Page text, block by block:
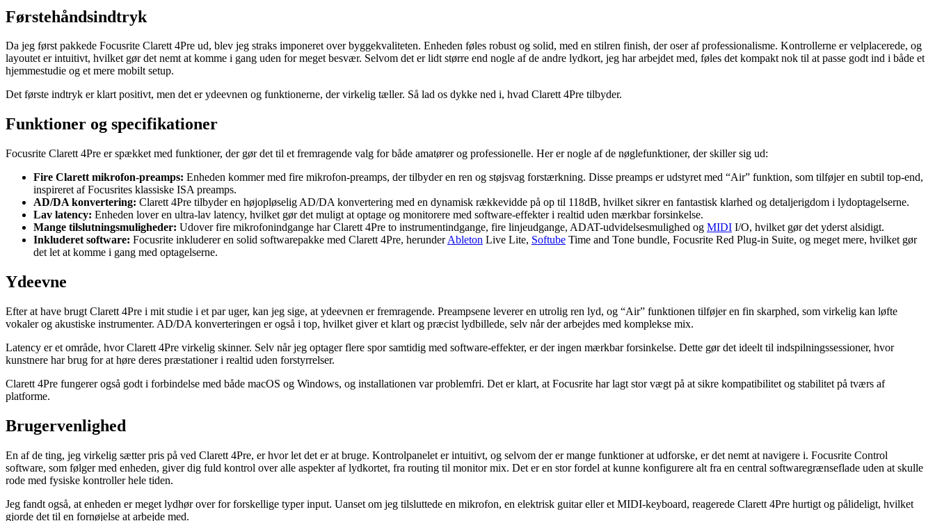
Førstehåndsindtryk
Da jeg først pakkede Focusrite Clarett 4Pre ud, blev jeg straks imponeret over byggekvaliteten. Enheden føles robust og solid, med en stilren finish, der oser af professionalisme. Kontrollerne er velplacerede, og
layoutet er intuitivt, hvilket gør det nemt at komme i gang uden for meget besvær. Selvom det er lidt større end nogle af de andre lydkort, jeg har arbejdet med, føles det kompakt nok til at passe godt ind i både et
hjemmestudie og et mere mobilt setup.
Det første indtryk er klart positivt, men det er ydeevnen og funktionerne, der virkelig tæller. Så lad os dykke ned i, hvad Clarett 4Pre tilbyder.
Funktioner og specifikationer
Focusrite Clarett 4Pre er spækket med funktioner, der gør det til et fremragende valg for både amatører og professionelle. Her er nogle af de nøglefunktioner, der skiller sig ud:
Fire Clarett mikrofon-preamps: Enheden kommer med fire mikrofon-preamps, der tilbyder en ren og støjsvag forstærkning. Disse preamps er udstyret med “Air” funktion, som tilføjer en subtil top-end,
inspireret af Focusrites klassiske ISA preamps.
AD/DA konvertering: Clarett 4Pre tilbyder en højopløselig AD/DA konvertering med en dynamisk rækkevidde på op til 118dB, hvilket sikrer en fantastisk klarhed og detaljerigdom i lydoptagelserne.
Lav latency: Enheden lover en ultra-lav latency, hvilket gør det muligt at optage og monitorere med software-effekter i realtid uden mærkbar forsinkelse.
Mange tilslutningsmuligheder: Udover fire mikrofonindgange har Clarett 4Pre to instrumentindgange, fire linjeudgange, ADAT-udvidelsesmulighed og MIDI I/O, hvilket gør det yderst alsidigt.
Inkluderet software: Focusrite inkluderer en solid softwarepakke med Clarett 4Pre, herunderAbleton Live Lite, Softube Time and Tone bundle, Focusrite Red Plug-in Suite, og meget mere, hvilket gør
det let at komme i gang med optagelserne.
Ydeevne
Efter at have brugt Clarett 4Pre i mit studie i et par uger, kan jeg sige, at ydeevnen er fremragende. Preampsene leverer en utrolig ren lyd, og “Air” funktionen tilføjer en fin skarphed, som virkelig kan løfte
vokaler og akustiske instrumenter. AD/DA konverteringen er også i top, hvilket giver et klart og præcist lydbillede, selv når der arbejdes med komplekse mix.
Latency er et område, hvor Clarett 4Pre virkelig skinner. Selv når jeg optager flere spor samtidig med software-effekter, er der ingen mærkbar forsinkelse. Dette gør det ideelt til indspilningssessioner, hvor
kunstnere har brug for at høre deres præstationer i realtid uden forstyrrelser.
Clarett 4Pre fungerer også godt i forbindelse med både macOS og Windows, og installationen var problemfri. Det er klart, at Focusrite har lagt stor vægt på at sikre kompatibilitet og stabilitet på tværs af
platforme.
Brugervenlighed
En af de ting, jeg virkelig sætter pris på ved Clarett 4Pre, er hvor let det er at bruge. Kontrolpanelet er intuitivt, og selvom der er mange funktioner at udforske, er det nemt at navigere i. Focusrite Control
software, som følger med enheden, giver dig fuld kontrol over alle aspekter af lydkortet, fra routing til monitor mix. Det er en stor fordel at kunne konfigurere alt fra en central softwaregrænseflade uden at skulle
rode med fysiske kontroller hele tiden.
Jeg fandt også, at enheden er meget lydhør over for forskellige typer input. Uanset om jeg tilsluttede en mikrofon, en elektrisk guitar eller et MIDI-keyboard, reagerede Clarett 4Pre hurtigt og pålideligt, hvilket
gjorde det til en fornøjelse at arbejde med.